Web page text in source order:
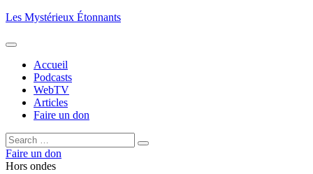
Aller
contenu
Les Mystérieux Étonnants
Accueil
Podcasts
WebTV
Articles
Faire un don
Rechercher :
Rechercher
Faire un don
Hors ondes